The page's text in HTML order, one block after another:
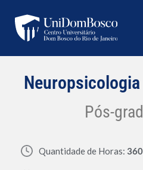
Pós-
Quantidade de Horas: